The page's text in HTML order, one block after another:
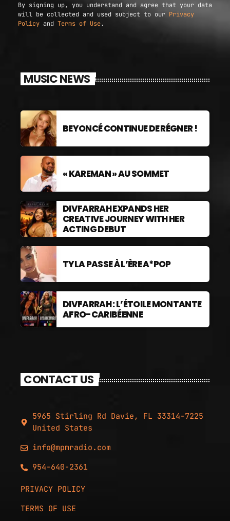
By signing up, you understand and agree that your data
will be collected and used subject to our Privacy
Policy and Terms of Use.
MUSIC NEWS
BEYONCÉ CONTINUE DE RÉGNER !
« KAREMAN » AU SOMMET
DIVFARRAH EXPANDS HER
CREATIVE JOURNEY WITH HER
ACTING DEBUT
TYLA PASSE À L’ÈRE A*POP
DIVFARRAH : L’ÉTOILE MONTANTE
AFRO-CARIBÉENNE
CONTACT US
5965 Stirling Rd Davie, FL 33314-7225
United States
info@mpmradio.com
954-640-2361
PRIVACY POLICY
TERMS OF USE